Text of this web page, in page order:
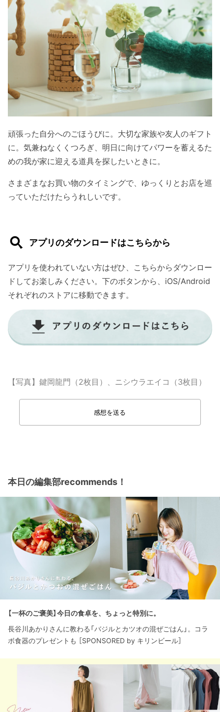
頑張った自分へのごほうびに。大切な家族や友人のギフト
に。気兼ねなくくつろぎ、明日に向けてパワーを蓄えるた
めの我が家に迎える道具を探したいときに。
さまざまなお買い物のタイミングで、ゆっくりとお店を巡
っていただけたらうれしいです。
アプリのダウンロードはこちらから
アプリを使われていない方はぜひ、こちらからダウンロー
ドしてお楽しみください。下のボタンから、iOS/Android
それぞれのストアに移動できます。
【写真】鍵岡龍門（2枚目）、ニシウラエイコ（3枚目）
感想を送る
本日の編集部recommends！
【一杯のご褒美】今日の食卓を、ちょっと特別に。
長谷川あかりさんに教わる「バジルとカツオの混ぜごはん」。コラ
ボ食器のプレゼントも ［SPONSORED by キリンビール］